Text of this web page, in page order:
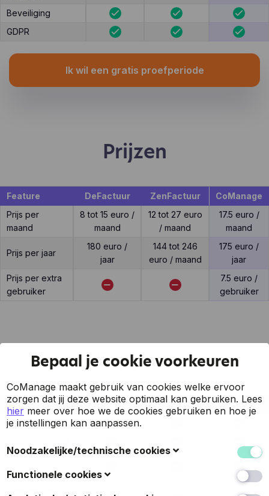
Beveiliging
GDPR
Ik wil een gratis proefperiode
Prijzen
Feature DeFactuur ZenFactuur
CoManage
Prijs per
maand
8 tot 15 euro /
maand
12 tot 27 euro
/ maand
17.5 euro /
maand
Prijs per jaar
180 euro /
jaar
144 tot 246
euro / maand
175 euro /
jaar
Prijs per extra
gebruiker
7.5 euro /
gebruiker
Support
Feature DeFactuur ZenFactuur
CoManage
7 op 7 support
online chat
Bepaal je cookie voorkeuren
CoManage maakt gebruik van cookies welke ervoor
zorgen dat jij deze website optimaal kan gebruiken. Lees
hier meer over hoe we de cookies gebruiken en hoe je
je instellingen kan aanpassen.
Noodzakelijke/technische cookies
Deze cookies verzamelen gegevens om de
gebruiksvriendelijkheid van de website en de ervaring
Functionele cookies